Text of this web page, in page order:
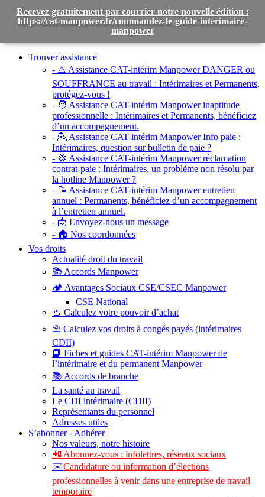
Toggle
navigationTrouver assistance
- ⚠️ Assistance CAT-intérim Manpower DANGER ou
SOUFFRANCE au travail : Intérimaires et Permanents,
protégez-vous !
- 🧑 Assistance CAT-intérim Manpower inaptitude
professionnelle : Intérimaires et Permanents, bénéficiez
d’un accompagnement.
- 💁 Assistance CAT-intérim Manpower Info paie :
Intérimaires, question sur bulletin de paie ?
- 💢 Assistance CAT-intérim Manpower réclamation
contrat-paie : Intérimaires, un problème non résolu par
la hotline Manpower ?
- 📝 Assistance CAT-intérim Manpower entretien
annuel : Permanents, bénéficiez d’un accompagnement
à l’entretien annuel.
- 📩 Envoyez-nous un message
- 🏠 Nos coordonnées
Vos droits
Actualité droit du travail
📚 Accords Manpower
🏕️ Avantages Sociaux CSE/CSEC Manpower
CSE National
👛 Calculez votre pouvoir d’achat
⛱️ Calculez vos droits à congés payés (intérimaires
CDII)
📘 Fiches et guides CAT-intérim Manpower de
l’intérimaire et du permanent Manpower
📚 Accords de branche
La santé au travail
Le CDI intérimaire (CDII)
Représentants du personnel
Adresses utiles
S’abonner - Adhérer
Nos valeurs, notre histoire
📲 Abonnez-vous : infolettres, réseaux sociaux
✉️Candidature ou information d’élections
professionnelles à venir dans une entreprise de travail
temporaire
Recevez gratuitement par courrier notre nouvelle édition :
https://cat-manpower.fr/commandez-le-guide-interimaire-
manpower